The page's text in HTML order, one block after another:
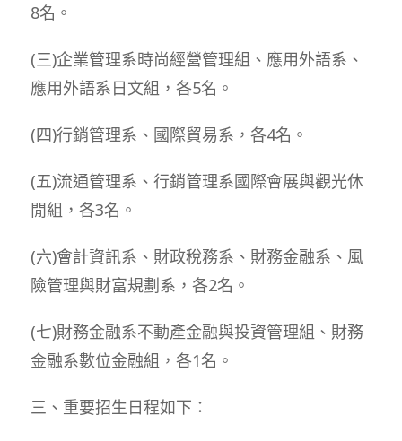
8名。
(三)企業管理系時尚經營管理組、應用外語系、
應用外語系日文組，各5名。
(四)行銷管理系、國際貿易系，各4名。
(五)流通管理系、行銷管理系國際會展與觀光休
閒組，各3名。
(六)會計資訊系、財政稅務系、財務金融系、風
險管理與財富規劃系，各2名。
(七)財務金融系不動產金融與投資管理組、財務
金融系數位金融組，各1名。
三、重要招生日程如下：